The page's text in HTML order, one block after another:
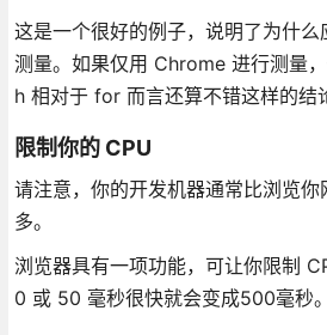
这是一个很好的例子，说明了为什
测量。如果仅用 Chrome 进行测量
h 相对于 for 而言还算不错这样的结
限制你的 CPU
请注意，你的开发机器通常比浏览
多。
浏览器具有一项功能，可让你限制
0 或 50 毫秒很快就会变成500毫秒。